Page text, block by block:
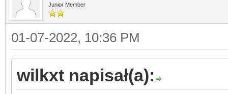
Junior Member
01-07-2022, 10:36 PM
wilkxt napisał(a):